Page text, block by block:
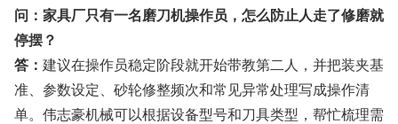
问：家具厂只有一名磨刀机操作员，怎么防止人走了修磨就
停摆？
答： 建议在操作员稳定阶段就开始带教第二人，并把装夹基
准、参数设定、砂轮修整频次和常见异常处理写成操作清
单。伟志豪机械可以根据设备型号和刀具类型，帮忙梳理需